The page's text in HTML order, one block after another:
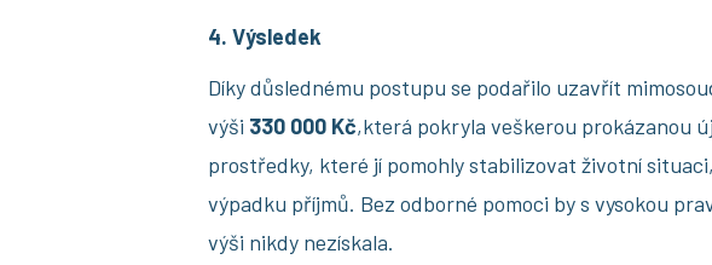
4. Výsledek
Díky důslednému postupu se podařilo uzavřít
výši 330 000 Kč,která pokryla veškerou prokázanou
prostředky, které jí pomohly stabilizovat životní
výpadku příjmů. Bez odborné pomoci by s vysokou
výši nikdy nezískala.